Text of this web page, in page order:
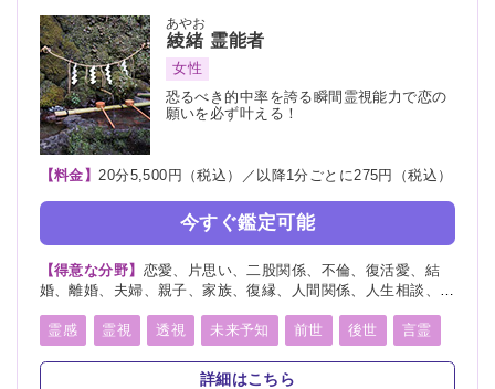
綾緒
あやお
霊能者
女性
恐るべき的中率を誇る瞬間霊視能力で恋の
願いを必ず叶える！
【料金】20分5,500円（税込）／以降1分ごとに275円（税込）
今すぐ鑑定可能
【得意な分野】 恋愛、片思い、二股関係、不倫、復活愛、結
婚、離婚、夫婦、親子、家族、復縁、人間関係、人生相談、出
康、金運、仕事、引越し、開運、教育、過去、浮気、総合運、
運勢、命名、改名
霊感 霊視 透視 未来予知 前世 後世 言霊
守護霊 背後霊 波動修正 霊符
詳細はこちら